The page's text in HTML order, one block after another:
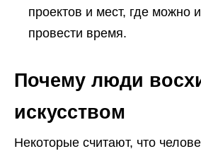
проектов и мест, где можно
провести время.
Почему люди
искусством
Некоторые считают, что